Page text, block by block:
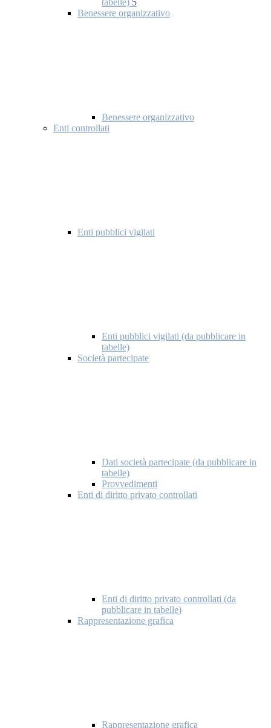
tabelle) 5
Benessere organizzativo
Benessere organizzativo
Enti controllati
Enti pubblici vigilati
Enti pubblici vigilati (da pubblicare in
tabelle)
Società partecipate
Dati società partecipate (da pubblicare in
tabelle)
Provvedimenti
Enti di diritto privato controllati
Enti di diritto privato controllati (da
pubblicare in tabelle)
Rappresentazione grafica
Rappresentazione grafica